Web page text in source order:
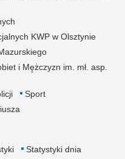
KWP w Olsztynie
i Mężczyzn im. mł. asp.
Sport
Statystyki dnia